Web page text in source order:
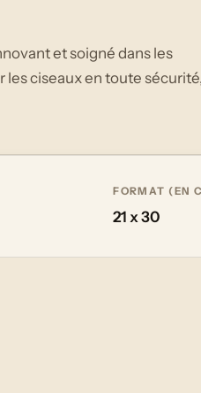
et soigné dans les
les ciseaux en toute sécurité,
FORMAT (EN
21 x 30